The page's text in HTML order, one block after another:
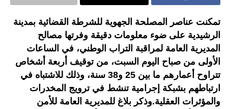
تمكنت عناصر المصلحة الجهوية للشرطة القضائية بمدينة
الرشيدية على ضوء معلومات دقيقة وفرتها مصالح
المديرية العامة لمراقبة التراب الوطني، في الساعات
الأولى من صباح اليوم السبت، من توقيف أربعة أشخاص
تتراوح أعمارهم ما بين 25 و38 سنة، وذلك للاشتباه في
ارتباطهم بشبكة إجرامية تنشط في ترويج المخدرات
والمؤثرات العقلية.وذكر بلاغ للمديرية العامة للأمن